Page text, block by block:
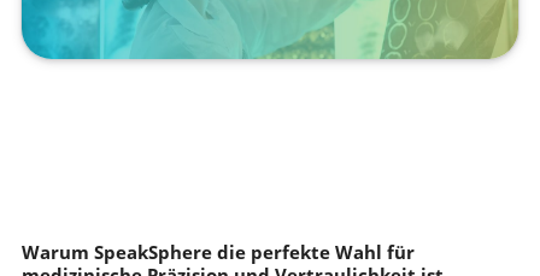
Warum SpeakSphere die perfekte Wahl für